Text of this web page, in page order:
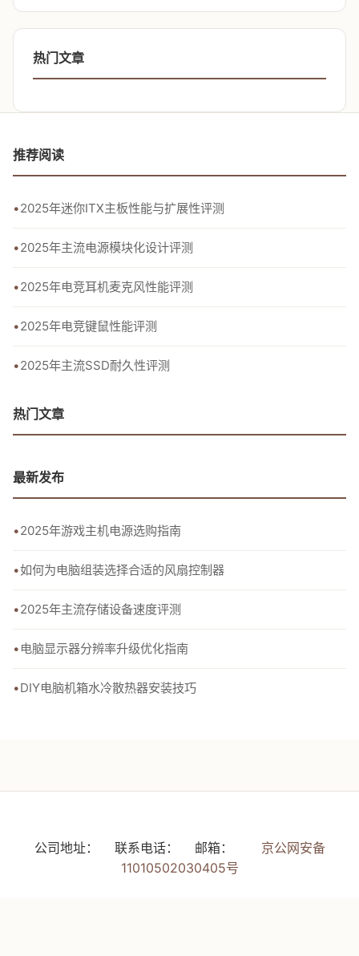
热门文章
推荐阅读
2025年迷你ITX主板性能与扩展性评测
2025年主流电源模块化设计评测
2025年电竞耳机麦克风性能评测
2025年电竞键鼠性能评测
2025年主流SSD耐久性评测
热门文章
最新发布
2025年游戏主机电源选购指南
如何为电脑组装选择合适的风扇控制器
2025年主流存储设备速度评测
电脑显示器分辨率升级优化指南
DIY电脑机箱水冷散热器安装技巧
公司地址： 联系电话： 邮箱：
京公网安备
11010502030405号